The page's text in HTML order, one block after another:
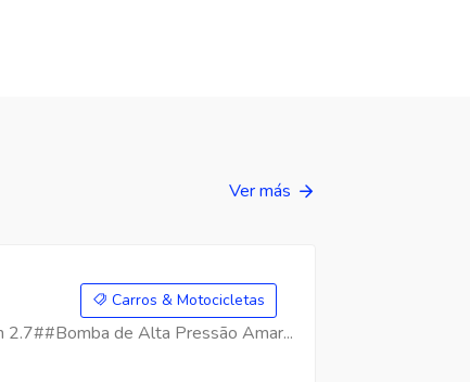
Ver más
Carros & Motocicletas
de Alta Pressão Amar...